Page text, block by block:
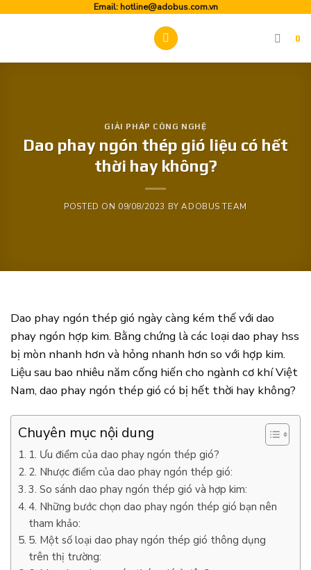
Email: hotline@adobus.com.vn
0
GIẢI PHÁP CÔNG NGHỆ
Dao phay ngón thép gió liệu có hết
thời hay không?
POSTED ON 09/08/2023 BYADOBUS TEAM
Dao phay ngón thép gió ngày càng kém thế với dao
phay ngón hợp kim. Bằng chứng là các loại dao phay hss
bị mòn nhanh hơn và hỏng nhanh hơn so với hợp kim.
Liệu sau bao nhiêu năm cống hiến cho ngành cơ khí Việt
Nam, dao phay ngón thép gió có bị hết thời hay không?
Chuyên mục nội dung
1. Ưu điểm của dao phay ngón thép gió?
2. Nhược điểm của dao phay ngón thép gió:
3. So sánh dao phay ngón thép gió và hợp kim:
4. Những bước chọn dao phay ngón thép gió bạn nên
tham khảo:
5. Một số loại dao phay ngón thép gió thông dụng
trên thị trường: